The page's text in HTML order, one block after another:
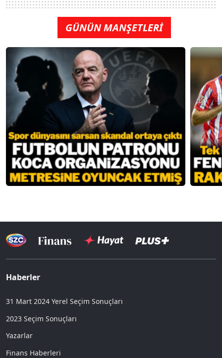
GÜNÜN MANŞETLERİ
Haberler
31 Mart 2024 Yerel Seçim Sonuçları
2023 Seçim Sonuçları
Yazarlar
Finans Haberleri